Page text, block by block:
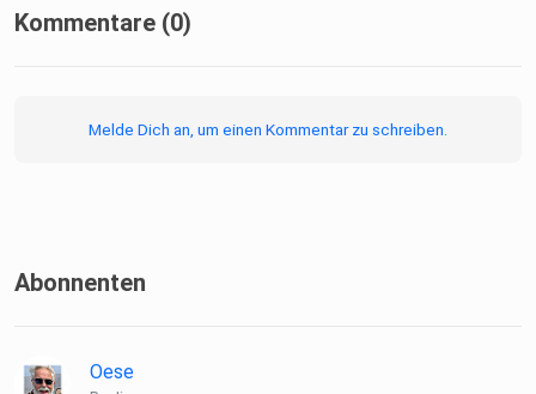
Kommentare (0)
Melde Dich an, um einen Kommentar zu schreiben.
Abonnenten
Oese